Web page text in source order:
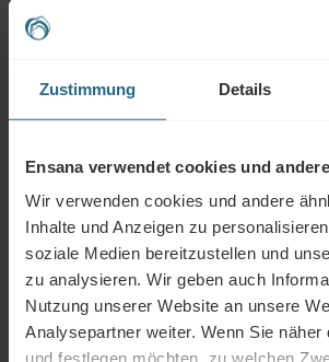
Zustimmung Details
Ensana verwendet cookies und
Wir verwenden cookies und andere
Inhalte und Anzeigen zu
soziale Medien bereitzustellen und
zu analysieren. Wir geben auch
Nutzung unserer Website an unsere
Analysepartner weiter. Wenn Sie näher
und festlegen möchten, zu welchen